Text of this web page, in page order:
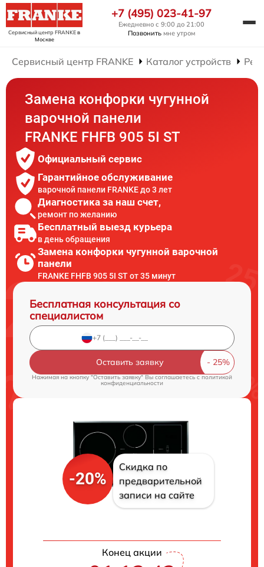
Сервисный центр FRANKEв
Москве
+7 (495) 023-41-97
Ежедневно с 9:00 до 21:00
Позвонить мне утром
Сервисный центр FRANKE Каталог устройств
Замена конфорки чугунной
варочной панели
FRANKE FHFB 905 5I ST
Официальный сервис
Гарантийное обслуживание
варочной панели FRANKE до 3 лет
Диагностика за наш счет,
ремонт по желанию
Бесплатный выезд курьера
в день обращения
Замена конфорки чугунной варочной
панели
FRANKE FHFB 905 5I ST от 35 минут
Бесплатная консультация со
специалистом
Оставить заявку
Нажимая на кнопку "Оставить заявку" Вы соглашаетесь cполитикой
конфиденциальности
-20%
Скидка по
предварительной
записи на сайте
Конец акции